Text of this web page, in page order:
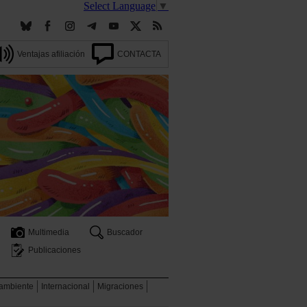
Select Language ▼
Ventajas afiliación CONTACTA
Multimedia
Buscador
Publicaciones
Internacional
Migraciones